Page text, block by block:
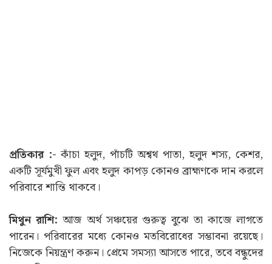
প্রতিকার :- কাঁচা হলুদ, পাঁচটি অশ্বথ পাতা, হলুদ শস্য, কেশর,
একটি সূর্যমুখী ফুল এবং হলুদ কাপড় কোনও ব্রাহ্মণকে দান করলে
পরিবারে শান্তি থাকবে।
মিথুন রাশি: আজ অর্থ সঞ্চয়ের গুরুত্ব বুঝে তা কাজে লাগতে
পারেন। পরিবারের মধ্যে কোনও মতবিরোধের সম্ভাবনা রয়েছে।
নিজেকে নিয়ন্ত্রণ করুন। প্রেমে সমস্যা আসতে পারে, তবে বন্ধুদের